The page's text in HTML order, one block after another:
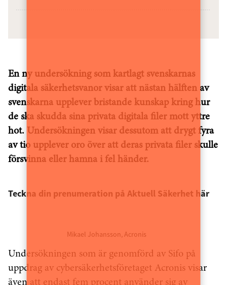
En ny undersökning som kartlagt svenskarnas
digitala säkerhetsvanor visar att nästan hälften av
svenskarna upplever bristande kunskap kring hur
de ska skudda sina privata digitala filer mott yttre
hot. Undersökningen visar dessutom att drygt fyra
av tio upplever oro över att deras privata filer skulle
försvinna eller hamna i fel händer.
Teckna din prenumeration på Aktuell Säkerhet här
Mikael Johansson, Acronis
Undersökningen som är genomförd av Sifo på
uppdrag av cybersäkerhetsföretaget Acronis visar
även att endast fem procent använder sig av